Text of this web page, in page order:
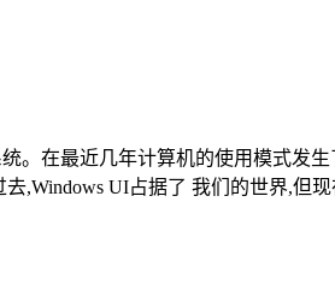
。在最近几年计算机的使用模式发
UI占据了 我们的世界,但